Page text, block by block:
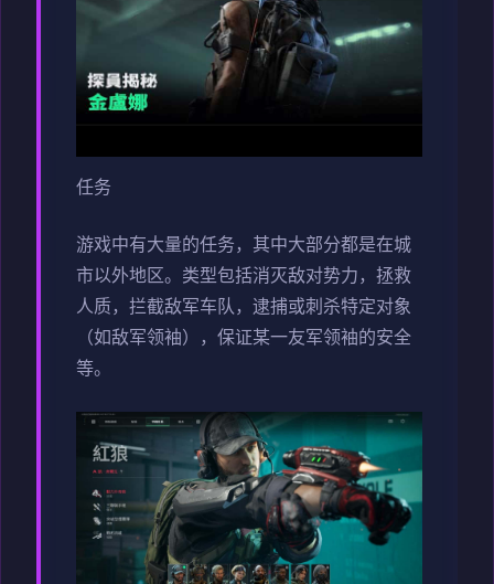
任务
游戏中有大量的任务，其中大部分都是在城
市以外地区。类型包括消灭敌对势力，拯救
人质，拦截敌军车队，逮捕或刺杀特定对象
（如敌军领袖），保证某一友军领袖的安全
等。